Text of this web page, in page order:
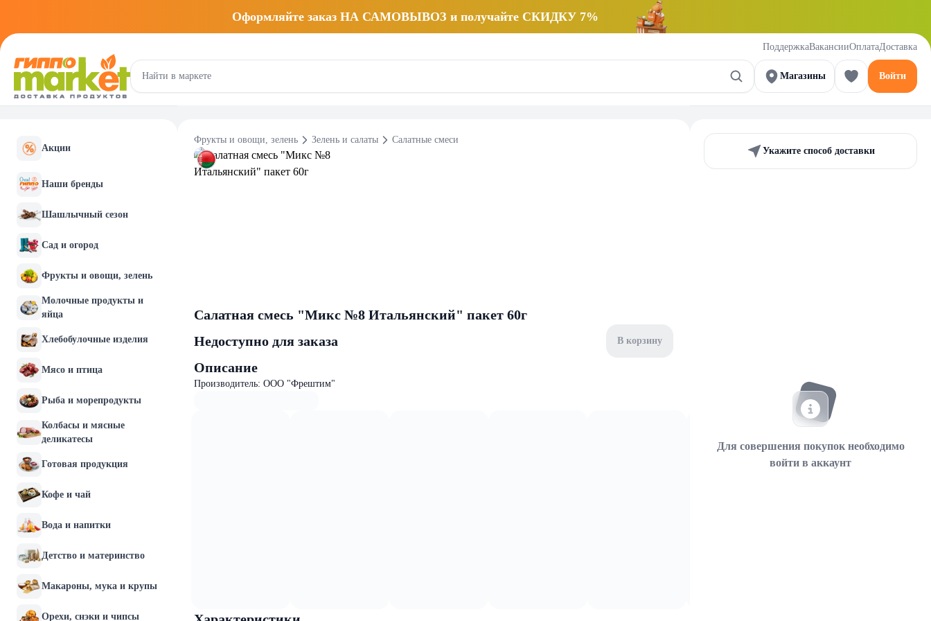
Оформляйте заказ НА САМОВЫВОЗ и получайте СКИДКУ 7%
ПоддержкаВакансииОплатаДоставка
Магазины Войти
Акции
Наши бренды
Шашлычный сезон
Сад и огород
Фрукты и овощи, зелень
Молочные продукты и
яйца
Хлебобулочные изделия
Мясо и птица
Рыба и морепродукты
Колбасы и мясные
деликатесы
Готовая продукция
Кофе и чай
Вода и напитки
Детство и материнство
Макароны, мука и крупы
Орехи, снэки и чипсы
Фрукты и овощи, зелень Зелень и салаты Салатные смеси
Салатная смесь "Микс №8 Итальянский" пакет 60г
Недоступно для заказа
В корзину
Описание
Производитель: ООО "Фрештим"
Укажите способ доставки
Для совершения покупок необходимо
войти в аккаунт